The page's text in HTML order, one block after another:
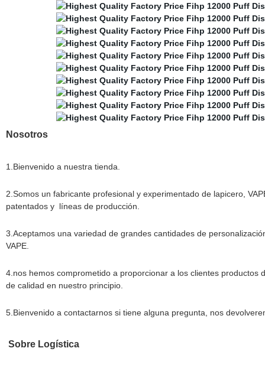
Nosotros
1 .Bienvenido a nuestra tienda.
2.Somos un fabricante profesional y experimentado de lapicero,
patentados y líneas de producción.
3.Aceptamos una variedad de grandes cantidades de
VAPE.
4.nos hemos comprometido a proporcionar a los clientes
de calidad en nuestro principio.
5.Bienvenido a contactarnos si tiene alguna pregunta, nos
Sobre Logística